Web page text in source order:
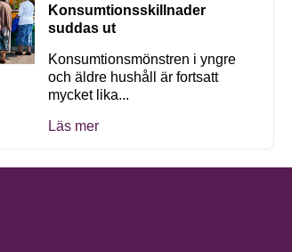
Konsumtionsskillnader
suddas ut
Konsumtionsmönstren i yngre
och äldre hushåll är fortsatt
mycket lika...
Läs mer